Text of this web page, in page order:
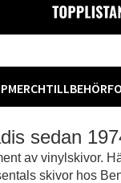
MERCHTILLBEHÖR
sedan
av vinylskivor.
skivor hos